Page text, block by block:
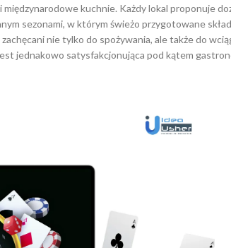
kuchnie. Każdy lokal proponuje
sezonami, w którym świeżo przygotowane
nie tylko do spożywania, ale także do
jednakowo satysfakcjonująca pod kątem